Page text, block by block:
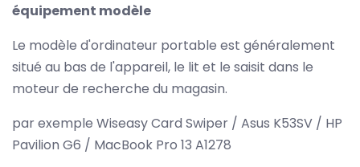
équipement modèle
Le modèle d'ordinateur portable est généralement
situé au bas de l'appareil, le lit et le saisit dans le
moteur de recherche du magasin.
par exemple Wiseasy Card Swiper / Asus K53SV / HP
Pavilion G6 / MacBook Pro 13 A1278